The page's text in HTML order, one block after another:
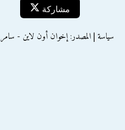
مشاركة
سياسة | المصدر: إخوان أون لاين - سامر